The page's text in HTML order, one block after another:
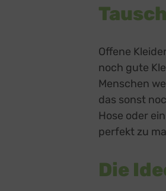
Offene
noch gute
Menschen
das sonst
Hose oder
perfekt zu
Die